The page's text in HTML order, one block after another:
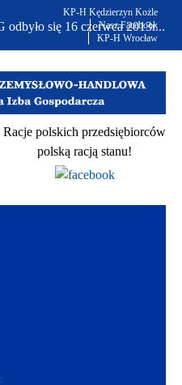
się 16 czerwca 2013r...
przedsiębiorców...
racją stanu...
KP-H Kędzierzyn Kożle
Nasz Facebook
KP-H Wrocław
Racje polskich przedsiębiorców
polską racją stanu!